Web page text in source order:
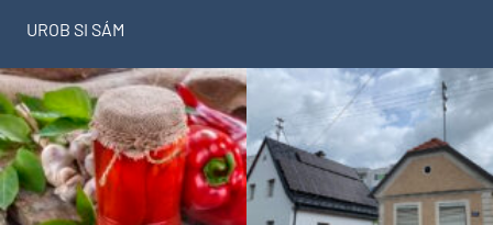
UROB SI SÁM